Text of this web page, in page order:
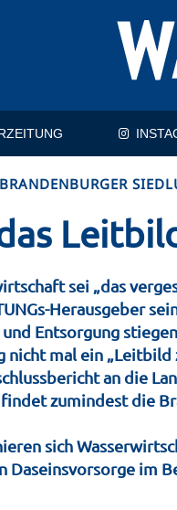
sei „das
Herausgeber
Entsorgung
nicht mal ein „Leitbild
an die
zumindest die
sich
Daseinsvorsorge im